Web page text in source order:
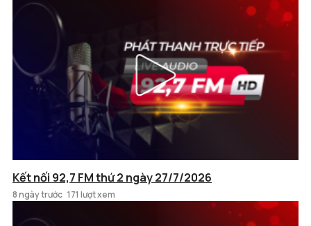
Kết nối 92,7 FM thứ 2 ngày 27/7/2026
8 ngày trước 171 lượt xem